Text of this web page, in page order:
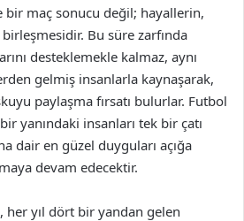
bir maç sonucu değil; hayallerin,
Bu süre zarfında
desteklemekle kalmaz, aynı
gelmiş insanlarla kaynaşarak,
paylaşma fırsatı bulurlar. Futbol
yanındaki insanları tek bir çatı
dair en güzel duyguları açığa
devam edecektir.
her yıl dört bir yandan gelen